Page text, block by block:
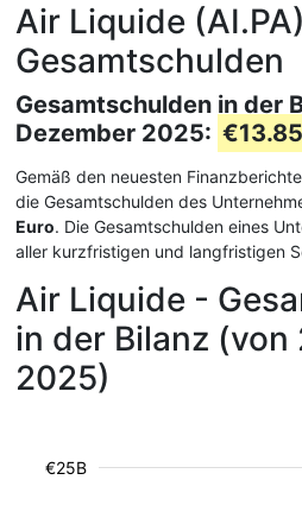
Air Liquide
Gesamtschulden
Gesamtschulden in der
Dezember 2025:
Gemäß den neuesten
die Gesamtschulden des
Euro. Die Gesamtschulden eines
aller kurzfristigen und langfristigen
Air Liquide -
in der Bilanz
2025)
€25B